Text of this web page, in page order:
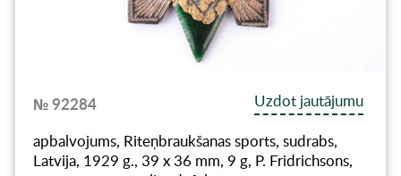
№ 92284
Uzdot jautājumu
apbalvojums, Riteņbraukšanas sports, sudrabs,
Latvija, 1929 g., 39 x 36 mm, 9 g, P. Fridrichsons,